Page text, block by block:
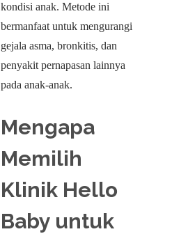
kondisi anak. Metode ini
bermanfaat untuk mengurangi
gejala asma, bronkitis, dan
penyakit pernapasan lainnya
pada anak-anak.
Mengapa
Memilih
Klinik Hello
Baby untuk